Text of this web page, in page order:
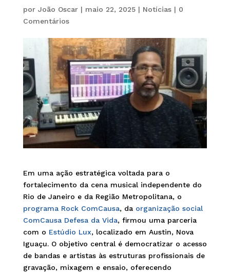
por João Oscar| maio 22, 2025| Notícias| 0
Comentários
Em uma ação estratégica voltada para o
fortalecimento da cena musical independente do
Rio de Janeiro e da Região Metropolitana, o
programa Rock ComCausa, da organização social
ComCausa Defesa da Vida, firmou uma parceria
com o Estúdio Lux, localizado em Austin, Nova
Iguaçu. O objetivo central é democratizar o acesso
de bandas e artistas às estruturas profissionais de
gravação, mixagem e ensaio, oferecendo